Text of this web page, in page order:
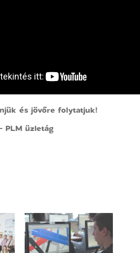
és jövőre folytatjuk!
PLM üzletág